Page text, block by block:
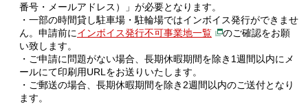
番号・メールアドレス）」が必要となります。
・一部の時間貸し駐車場・駐輪場ではインボイス発行ができませ
ん。申請前にインボイス発行不可事業地一覧
のご確認をお願
い致します。
・ご申請に問題がない場合、長期休暇期間を除き1週間以内にメ
ールにて印刷用URLをお送りいたします。
・ご郵送の場合、長期休暇期間を除き2週間以内のご送付となり
ます。